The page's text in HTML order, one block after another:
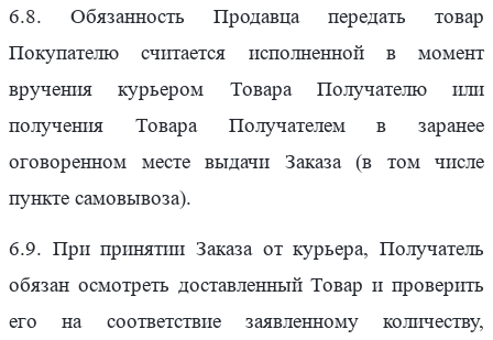
6.8. Обязанность Продавца передать товар
Покупателю считается исполненной в момент
вручения курьером Товара Получателю или
получения Товара Получателем в заранее
оговоренном месте выдачи Заказа (в том числе
пункте самовывоза).
6.9. При принятии Заказа от курьера, Получатель
обязан осмотреть доставленный Товар и проверить
его на соответствие заявленному количеству,